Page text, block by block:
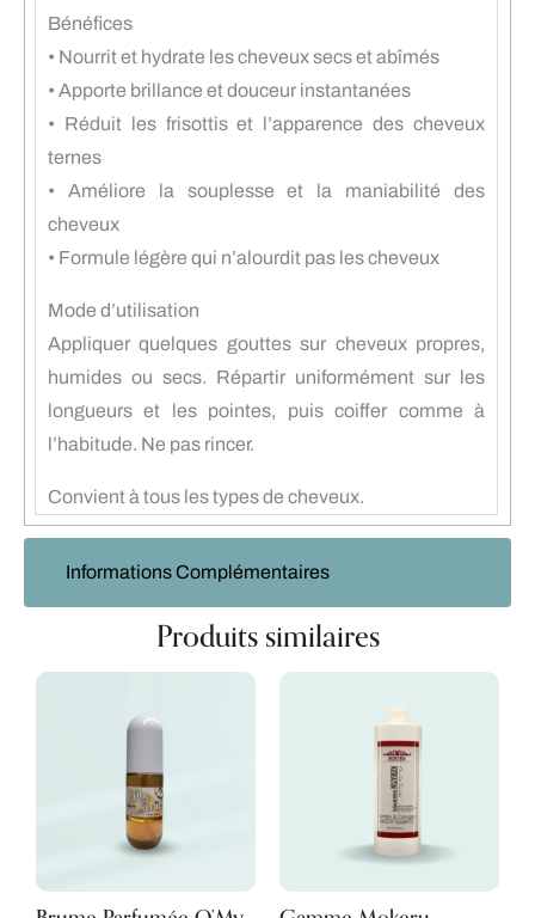
Informations Complémentaires
Bénéfices
• Nourrit et hydrate les cheveux secs et abîmés
• Apporte brillance et douceur instantanées
• Réduit les frisottis et l’apparence des cheveux
ternes
• Améliore la souplesse et la maniabilité des
cheveux
• Formule légère qui n’alourdit pas les cheveux
Mode d’utilisation
Appliquer quelques gouttes sur cheveux propres,
humides ou secs. Répartir uniformément sur les
longueurs et les pointes, puis coiffer comme à
l’habitude. Ne pas rincer.
Convient à tous les types de cheveux.
Produits similaires